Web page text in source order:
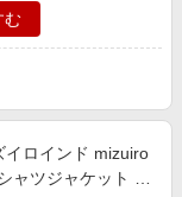
む
イロインド mizuiro
ャツジャケット ベ